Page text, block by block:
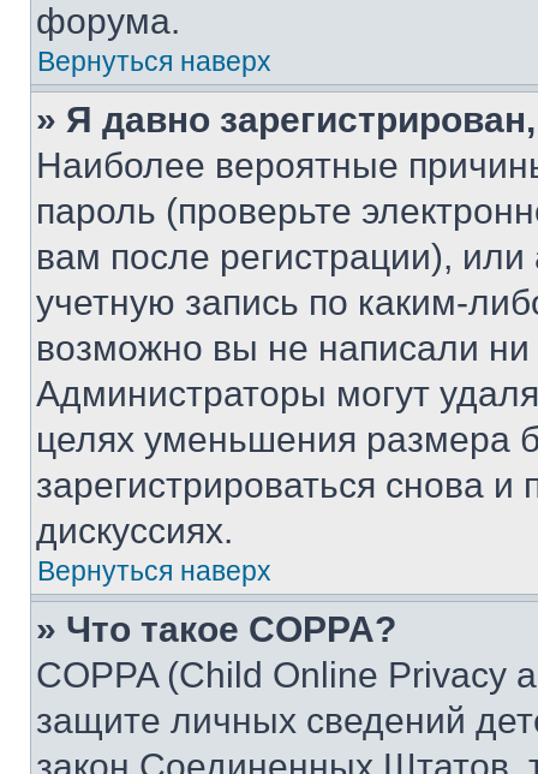
форума.
Вернуться наверх
» Я давно
Наиболее вероятные
пароль (проверьте
вам после регистрации),
учетную запись по каким-
возможно вы не написали
Администраторы могут
целях уменьшения размера
зарегистрироваться снова и
дискуссиях.
Вернуться наверх
» Что такое COPPA?
COPPA (Child Online Privacy
защите личных сведений